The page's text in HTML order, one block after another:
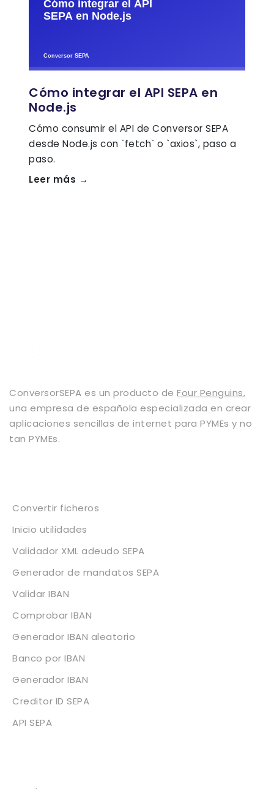
Cómo integrar el API SEPA en
Node.js
Cómo consumir el API de Conversor SEPA
desde Node.js con `fetch` o `axios`, paso a
paso.
Leer más →
ConversorSEPA es un producto de Four Penguins,
una empresa de española especializada en crear
aplicaciones sencillas de internet para PYMEs y no
tan PYMEs.
Convertir ficheros
Inicio utilidades
Validador XML adeudo SEPA
Generador de mandatos SEPA
Validar IBAN
Comprobar IBAN
Generador IBAN aleatorio
Banco por IBAN
Generador IBAN
Creditor ID SEPA
API SEPA